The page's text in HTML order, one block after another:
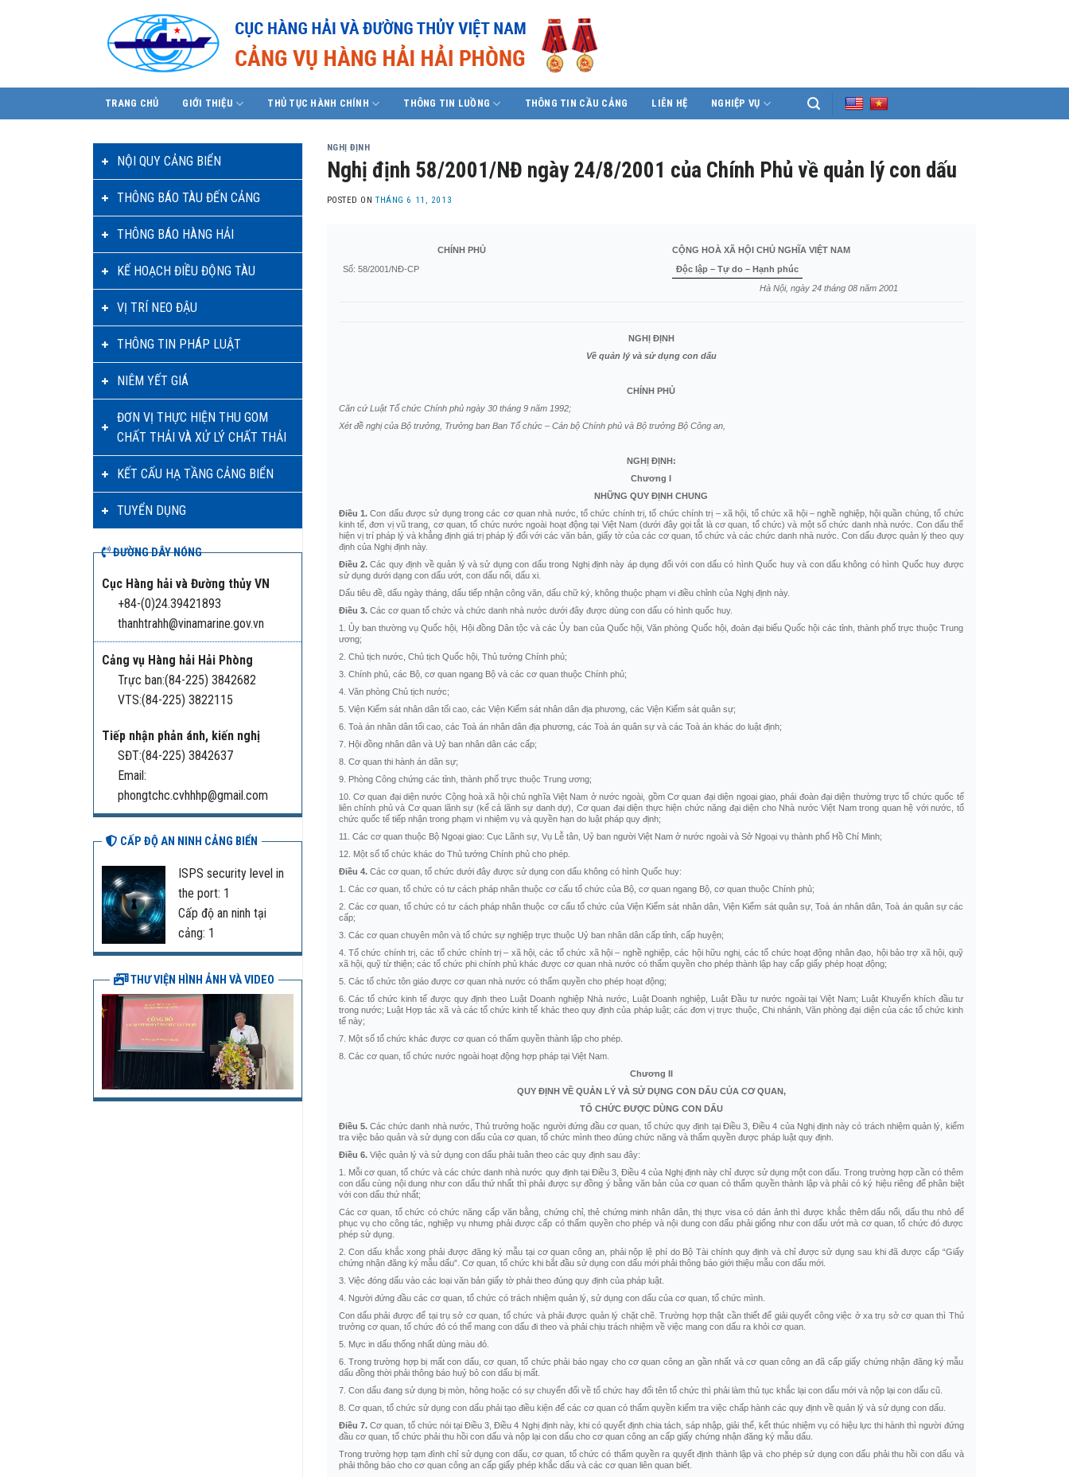
TRANG CHỦ GIỚI THIỆU THỦ TỤC HÀNH CHÍNH THÔNG TIN LUỒNG THÔNG TIN CẦU CẢNG LIÊN HỆ NGHIỆP VỤ
NỘI QUY CẢNG BIỂN
THÔNG BÁO TÀU ĐẾN CẢNG
THÔNG BÁO HÀNG HẢI
KẾ HOẠCH ĐIỀU ĐỘNG TÀU
VỊ TRÍ NEO ĐẬU
THÔNG TIN PHÁP LUẬT
NIÊM YẾT GIÁ
ĐƠN VỊ THỰC HIỆN THU GOM
CHẤT THẢI VÀ XỬ LÝ CHẤT THẢI
KẾT CẤU HẠ TẦNG CẢNG BIỂN
TUYỂN DỤNG
ĐƯỜNG DÂY NÓNG
Cục Hàng hải và Đường thủy VN
+84-(0)24.39421893
thanhtrahh@vinamarine.gov.vn
Cảng vụ Hàng hải Hải Phòng
Trực ban:(84-225) 3842682
VTS:(84-225) 3822115
Tiếp nhận phản ánh, kiến nghị
SĐT:(84-225) 3842637
Email:
phongtchc.cvhhhp@gmail.com
CẤP ĐỘ AN NINH CẢNG BIỂN
ISPS security level in
the port: 1
Cấp độ an ninh tại
cảng: 1
THƯ VIỆN HÌNH ẢNH VÀ VIDEO
NGHỊ ĐỊNH
Nghị định 58/2001/NĐ ngày 24/8/2001 của Chính Phủ về quản lý con dấu
POSTED ONTHÁNG 6 11, 2013
CHÍNH PHỦ
Số: 58/2001/NĐ-CP
CỘNG HOÀ XÃ HỘI CHỦ NGHĨA VIỆT NAM
Độc lập – Tự do – Hạnh phúc
Hà Nội, ngày 24 tháng 08 năm 2001
NGHỊ ĐỊNH
Về quản lý và sử dụng con dấu
CHÍNH PHỦ
Căn cứ Luật Tổ chức Chính phủ ngày 30 tháng 9 năm 1992;
Xét đề nghị của Bộ trưởng, Trưởng ban Ban Tổ chức – Cán bộ Chính phủ và Bộ trưởng Bộ Công an,
NGHỊ ĐỊNH:
Chương I
NHỮNG QUY ĐỊNH CHUNG
Điều 1. Con dấu được sử dụng trong các cơ quan nhà nước, tổ chức chính trị, tổ chức chính trị – xã hội, tổ chức xã hội – nghề nghiệp, hội quần chúng, tổ chức
kinh tế, đơn vị vũ trang, cơ quan, tổ chức nước ngoài hoạt động tại Việt Nam (dưới đây gọi tắt là cơ quan, tổ chức) và một số chức danh nhà nước. Con dấu thể
hiện vị trí pháp lý và khẳng định giá trị pháp lý đối với các văn bản, giấy tờ của các cơ quan, tổ chức và các chức danh nhà nước. Con dấu được quản lý theo quy
định của Nghị định này.
Điều 2. Các quy định về quản lý và sử dụng con dấu trong Nghị định này áp dụng đối với con dấu có hình Quốc huy và con dấu không có hình Quốc huy được
sử dụng dưới dạng con dấu ướt, con dấu nổi, dấu xi.
Dấu tiêu đề, dấu ngày tháng, dấu tiếp nhận công văn, dấu chữ ký, không thuộc phạm vi điều chỉnh của Nghị định này.
Điều 3. Các cơ quan tổ chức và chức danh nhà nước dưới đây được dùng con dấu có hình quốc huy.
1. Ủy ban thường vụ Quốc hội, Hội đồng Dân tộc và các Ủy ban của Quốc hội, Văn phòng Quốc hội, đoàn đại biểu Quốc hội các tỉnh, thành phố trực thuộc Trung
ương;
2. Chủ tịch nước, Chủ tịch Quốc hội, Thủ tướng Chính phủ;
3. Chính phủ, các Bộ, cơ quan ngang Bộ và các cơ quan thuộc Chính phủ;
4. Văn phòng Chủ tịch nước;
5. Viện Kiểm sát nhân dân tối cao, các Viện Kiểm sát nhân dân địa phương, các Viện Kiểm sát quân sự;
6. Toà án nhân dân tối cao, các Toà án nhân dân địa phương, các Toà án quân sự và các Toà án khác do luật định;
7. Hội đồng nhân dân và Uỷ ban nhân dân các cấp;
8. Cơ quan thi hành án dân sự;
9. Phòng Công chứng các tỉnh, thành phố trực thuộc Trung ương;
10. Cơ quan đại diện nước Cộng hoà xã hội chủ nghĩa Việt Nam ở nước ngoài, gồm Cơ quan đại diện ngoại giao, phái đoàn đại diện thường trực tổ chức quốc tế
liên chính phủ và Cơ quan lãnh sự (kể cả lãnh sự danh dự), Cơ quan đại diện thực hiện chức năng đại diện cho Nhà nước Việt Nam trong quan hệ với nước, tổ
chức quốc tế tiếp nhận trong phạm vi nhiệm vụ và quyền hạn do luật pháp quy định;
11. Các cơ quan thuộc Bộ Ngoại giao: Cục Lãnh sự, Vụ Lễ tân, Uỷ ban người Việt Nam ở nước ngoài và Sở Ngoại vụ thành phố Hồ Chí Minh;
12. Một số tổ chức khác do Thủ tướng Chính phủ cho phép.
Điều 4. Các cơ quan, tổ chức dưới đây được sử dụng con dấu không có hình Quốc huy:
1. Các cơ quan, tổ chức có tư cách pháp nhân thuộc cơ cấu tổ chức của Bộ, cơ quan ngang Bộ, cơ quan thuộc Chính phủ;
2. Các cơ quan, tổ chức có tư cách pháp nhân thuộc cơ cấu tổ chức của Viện Kiểm sát nhân dân, Viện Kiểm sát quân sự, Toà án nhân dân, Toà án quân sự các
cấp;
3. Các cơ quan chuyên môn và tổ chức sự nghiệp trực thuộc Uỷ ban nhân dân cấp tỉnh, cấp huyện;
4. Tổ chức chính trị, các tổ chức chính trị – xã hội, các tổ chức xã hội – nghề nghiệp, các hội hữu nghị, các tổ chức hoạt động nhân đạo, hội bảo trợ xã hội, quỹ
xã hội, quỹ từ thiện; các tổ chức phi chính phủ khác được cơ quan nhà nước có thẩm quyền cho phép thành lập hay cấp giấy phép hoạt động;
5. Các tổ chức tôn giáo được cơ quan nhà nước có thẩm quyền cho phép hoạt động;
6. Các tổ chức kinh tế được quy định theo Luật Doanh nghiệp Nhà nước, Luật Doanh nghiệp, Luật Đầu tư nước ngoài tại Việt Nam; Luật Khuyến khích đầu tư
trong nước; Luật Hợp tác xã và các tổ chức kinh tế khác theo quy định của pháp luật; các đơn vị trực thuộc, Chi nhánh, Văn phòng đại diện của các tổ chức kinh
tế này;
7. Một số tổ chức khác được cơ quan có thẩm quyền thành lập cho phép.
8. Các cơ quan, tổ chức nước ngoài hoạt động hợp pháp tại Việt Nam.
Chương II
QUY ĐỊNH VỀ QUẢN LÝ VÀ SỬ DỤNG CON DẤU CỦA CƠ QUAN,
TỔ CHỨC ĐƯỢC DÙNG CON DẤU
Điều 5. Các chức danh nhà nước, Thủ trưởng hoặc người đứng đầu cơ quan, tổ chức quy định tại Điều 3, Điều 4 của Nghị định này có trách nhiệm quản lý, kiểm
tra việc bảo quản và sử dụng con dấu của cơ quan, tổ chức mình theo đúng chức năng và thẩm quyền được pháp luật quy định.
Điều 6. Việc quản lý và sử dụng con dấu phải tuân theo các quy định sau đây:
1. Mỗi cơ quan, tổ chức và các chức danh nhà nước quy định tại Điều 3, Điều 4 của Nghị định này chỉ được sử dụng một con dấu. Trong trường hợp cần có thêm
con dấu cùng nội dung như con dấu thứ nhất thì phải được sự đồng ý bằng văn bản của cơ quan có thẩm quyền thành lập và phải có ký hiệu riêng để phân biệt
với con dấu thứ nhất;
Các cơ quan, tổ chức có chức năng cấp văn bằng, chứng chỉ, thẻ chứng minh nhân dân, thị thực visa có dán ảnh thì được khắc thêm dấu nổi, dấu thu nhỏ để
phục vụ cho công tác, nghiệp vụ nhưng phải được cấp có thẩm quyền cho phép và nội dung con dấu phải giống như con dấu ướt mà cơ quan, tổ chức đó được
phép sử dụng.
2. Con dấu khắc xong phải được đăng ký mẫu tại cơ quan công an, phải nộp lệ phí do Bộ Tài chính quy định và chỉ được sử dụng sau khi đã được cấp “Giấy
chứng nhận đăng ký mẫu dấu”. Cơ quan, tổ chức khi bắt đầu sử dụng con dấu mới phải thông báo giới thiệu mẫu con dấu mới.
3. Việc đóng dấu vào các loại văn bản giấy tờ phải theo đúng quy định của pháp luật.
4. Người đứng đầu các cơ quan, tổ chức có trách nhiệm quản lý, sử dụng con dấu của cơ quan, tổ chức mình.
Con dấu phải được để tại trụ sở cơ quan, tổ chức và phải được quản lý chặt chẽ. Trường hợp thật cần thiết để giải quyết công việc ở xa trụ sở cơ quan thì Thủ
trưởng cơ quan, tổ chức đó có thể mang con dấu đi theo và phải chịu trách nhiệm về việc mang con dấu ra khỏi cơ quan.
5. Mực in dấu thống nhất dùng màu đỏ.
6. Trong trường hợp bị mất con dấu, cơ quan, tổ chức phải báo ngay cho cơ quan công an gần nhất và cơ quan công an đã cấp giấy chứng nhận đăng ký mẫu
dấu đồng thời phải thông báo huỷ bỏ con dấu bị mất.
7. Con dấu đang sử dụng bị mòn, hỏng hoặc có sự chuyển đổi về tổ chức hay đổi tên tổ chức thì phải làm thủ tục khắc lại con dấu mới và nộp lại con dấu cũ.
8. Cơ quan, tổ chức sử dụng con dấu phải tạo điều kiện để các cơ quan có thẩm quyền kiểm tra việc chấp hành các quy định về quản lý và sử dụng con dấu.
Điều 7. Cơ quan, tổ chức nói tại Điều 3, Điều 4 Nghị định này, khi có quyết định chia tách, sáp nhập, giải thể, kết thúc nhiệm vụ có hiệu lực thi hành thì người đứng
đầu cơ quan, tổ chức phải thu hồi con dấu và nộp lại con dấu cho cơ quan công an cấp giấy chứng nhận đăng ký mẫu dấu.
Trong trường hợp tạm đình chỉ sử dụng con dấu, cơ quan, tổ chức có thẩm quyền ra quyết định thành lập và cho phép sử dụng con dấu phải thu hồi con dấu và
phải thông báo cho cơ quan công an cấp giấy phép khắc dấu và các cơ quan liên quan biết.